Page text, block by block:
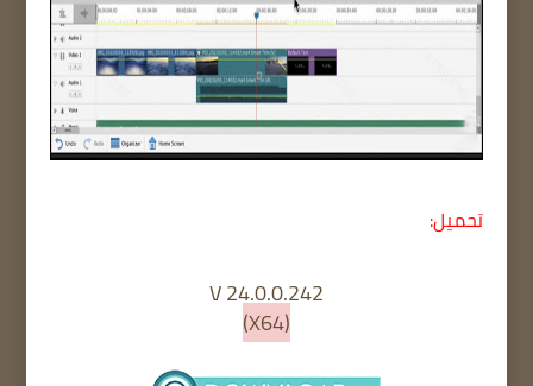
تحميل:
V 24.0.0.242
(X64)